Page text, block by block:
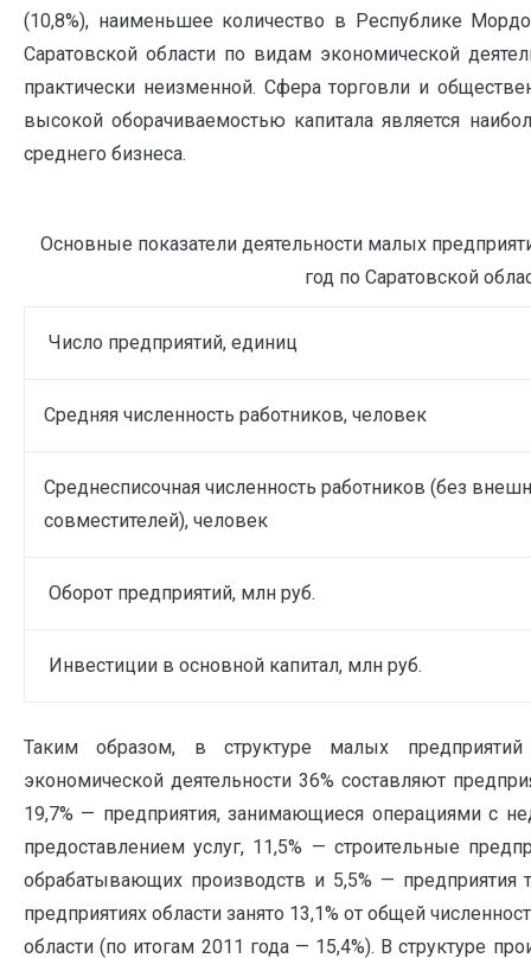
(10,8%), наименьшее количество в Республике
Саратовской области по видам экономической
практически неизменной. Сфера торговли и
высокой оборачиваемостью капитала является
среднего бизнеса.
Основные показатели деятельности малых
год по Саратовской
Число предприятий, единиц
Средняя численность работников, человек
Среднесписочная численность работников (без
совместителей), человек
Оборот предприятий, млн руб.
Инвестиции в основной капитал, млн руб.
Таким образом, в структуре малых
экономической деятельности 36% составляют
19,7% — предприятия, занимающиеся операциями с
предоставлением услуг, 11,5% — строительные
обрабатывающих производств и 5,5% — предприятия
предприятиях области занято 13,1% от общей
области (по итогам 2011 года — 15,4%). В структуре